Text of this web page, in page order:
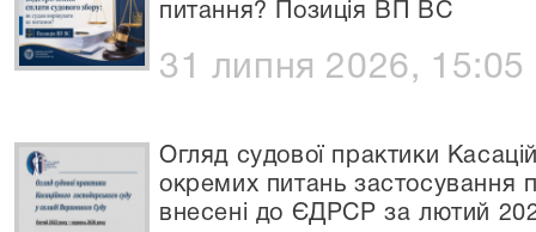
питання? Позиція ВП ВС
31 липня 2026, 15:05
Огляд судової практики
окремих питань застосування
внесені до ЄДРСР за лютий